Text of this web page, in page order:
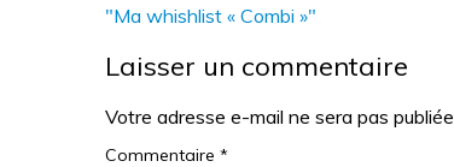
"Ma whishlist « Combi »"
Laisser un commentaire
Votre adresse e-mail ne sera pas publiée.
Commentaire *